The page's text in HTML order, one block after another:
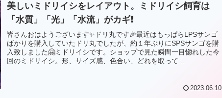
美しいミドリイシをレイアウト。ミドリイシ飼育は
「水質」「光」「水流」がカギ❗
皆さんおはようございます✨ドリ丸です🎉最近はもっぱらLPSサンゴ
ばかりを購入していたドリ丸でしたが、約１年ぶりにSPSサンゴを購
入致しました🤗ミドリイシです。ショップで見た瞬間一目惚れした今
回のミドリイシ。形、サイズ感、色合い、どれを取って...
2023.06.10